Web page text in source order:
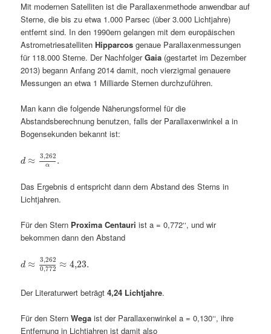
Mit modernen Satelliten ist die Parallaxenmethode anwendbar auf
Sterne, die bis zu etwa 1.000 Parsec (über 3.000 Lichtjahre)
entfernt sind. In den 1990ern gelangen mit dem europäischen
AstrometriesatellitenHipparcos genaue Parallaxenmessungen
für 118.000 Sterne. Der NachfolgerGaia (gestartet im Dezember
2013) begann Anfang 2014 damit, noch vierzigmal genauere
Messungen an etwa 1 Milliarde Sternen durchzuführen.
Man kann die folgende Näherungsformel für die
Abstandsberechnung benutzen, falls der Parallaxenwinkel a in
Bogensekunden bekannt ist:
d ≈ 3,262
α .
Das Ergebnis d entspricht dann dem Abstand des Sterns in
Lichtjahren.
Für den Stern Proxima Centauri ist a = 0,772‘‘, und wir
bekommen dann den Abstand
d ≈
3,262
0,772 ≈ 4,23.
Der Literaturwert beträgt4,24 Lichtjahre.
Für den SternWega ist der Parallaxenwinkel a = 0,130‘‘, ihre
Entfernung in Lichtjahren ist damit also